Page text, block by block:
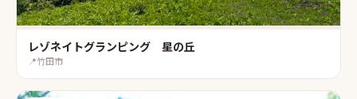
レゾネイトグランピング 星の丘
📍竹田市